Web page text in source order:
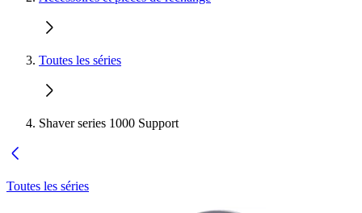
Toutes les séries
Shaver series 1000 Support
Toutes les séries